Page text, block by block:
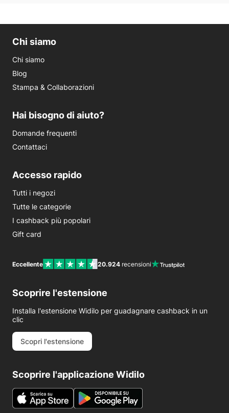
Chi siamo
Chi siamo
Blog
Stampa & Collaborazioni
Hai bisogno di aiuto?
Domande frequenti
Contattaci
Accesso rapido
Tutti i negozi
Tutte le categorie
I cashback più popolari
Gift card
Eccellente 20.924 recensioni
Scoprire l'estensione
Installa l'estensione Widilo per guadagnare cashback in un
clic
Scopri l'estensione
Scoprire l'applicazione Widilo